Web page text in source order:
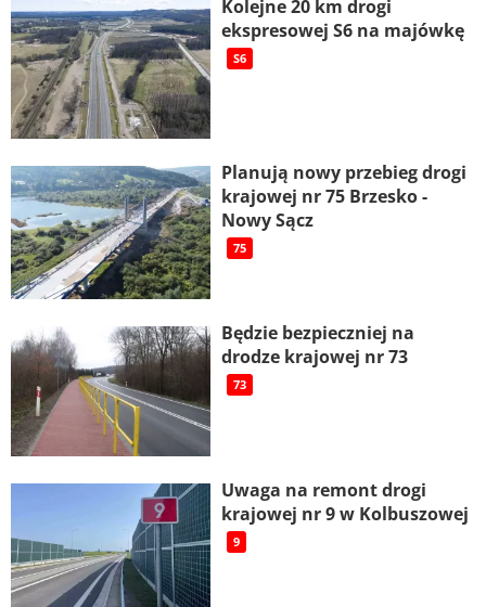
Kolejne 20 km drogi
ekspresowej S6 na majówkę
S6
Planują nowy przebieg drogi
krajowej nr 75 Brzesko -
Nowy Sącz
75
Będzie bezpieczniej na
drodze krajowej nr 73
73
Uwaga na remont drogi
krajowej nr 9 w Kolbuszowej
9